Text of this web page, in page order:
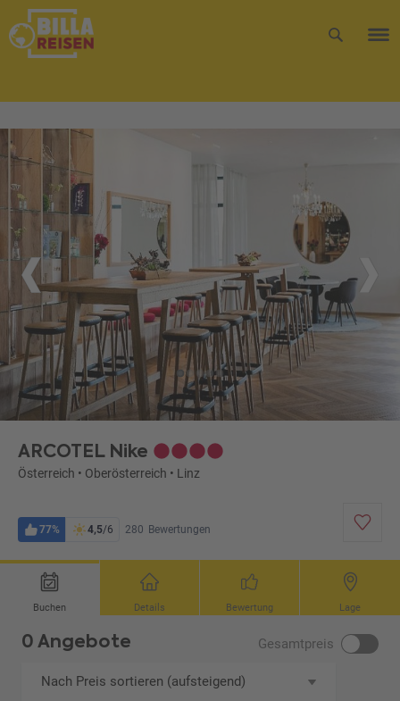
ARCOTEL Nike
Österreich • Oberösterreich • Linz
77% 4,5/6 280 Bewertungen
Buchen Details Bewertung Lage
0 Angebote Gesamtpreis
Nach Preis sortieren (aufsteigend)